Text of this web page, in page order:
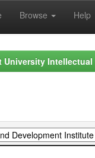
Browse Help
University